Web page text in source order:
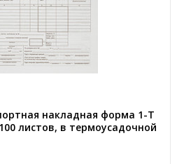
накладная форма 1-Т
листов, в термоусадочной